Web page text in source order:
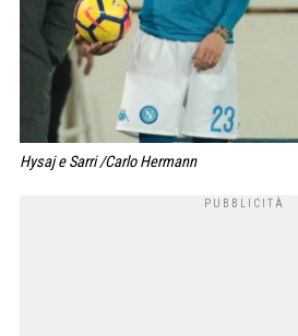
Hysaj e Sarri /Carlo Hermann